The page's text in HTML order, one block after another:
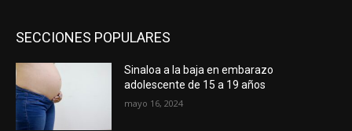
SECCIONES POPULARES
Sinaloa a la baja en embarazo
adolescente de 15 a 19 años
mayo 16, 2024